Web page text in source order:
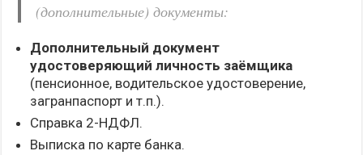
(дополнительные) документы:
Дополнительный документ
удостоверяющий личность заёмщика
(пенсионное, водительское удостоверение,
загранпаспорт и т.п.).
Справка 2-НДФЛ.
Выписка по карте банка.